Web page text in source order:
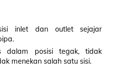
inlet dan outlet sejajar
dalam posisi tegak, tidak
menekan salah satu sisi.